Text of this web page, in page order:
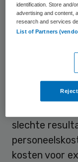
2016 een half
toezicht.
drie
Externe
slechte
kosten voor
identification. Store and/
advertising and content,
research and services
List of Partners
Reject